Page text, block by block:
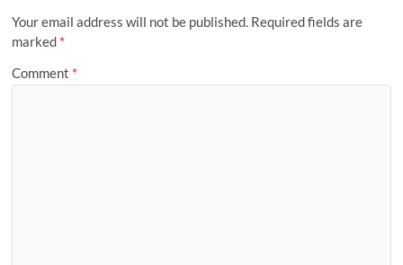
o
k
n
Your email address will not be published. Required fields are
marked *
Comment *